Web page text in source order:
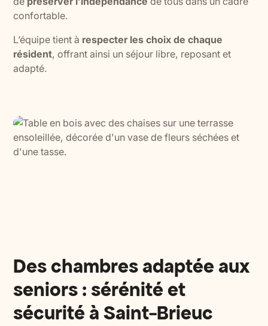
confortable.
L’équipe tient à respecter les choix de chaque
résident, offrant ainsi un séjour libre, reposant et
adapté.
Des chambres adaptée aux
seniors : sérénité et
sécurité à Saint-Brieuc